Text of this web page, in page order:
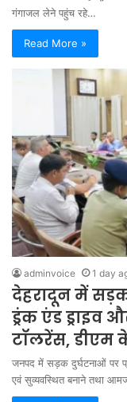
गंगाजल लेने पहुंच रहे…
Read More »
adminvoice 1 day
देहरादून में
ड्रंक एंड ड्राइव
टॉलरेंस, डीएम
जनपद में सड़क दुर्घटनाओं पर
एवं सुव्यवस्थित बनाने तथा